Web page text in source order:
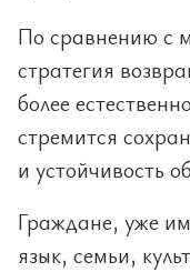
По сравнению с
стратегия
более
стремится
и устойчивость
Граждане, уже
язык, семьи,